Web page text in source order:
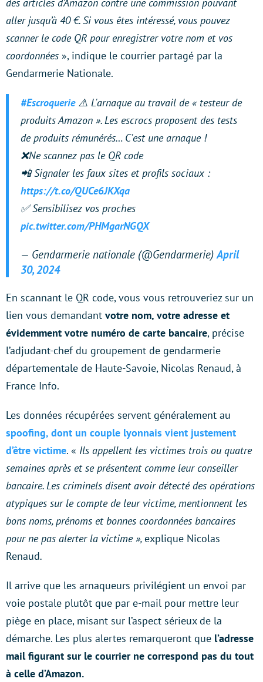
des articles d’Amazon contre une commission pouvant
aller jusqu’à 40 €. Si vous êtes intéressé, vous pouvez
scanner le code QR pour enregistrer votre nom et vos
coordonnées », indique le courrier partagé par la
Gendarmerie Nationale.
#Escroquerie⚠️ L'arnaque au travail de « testeur de
produits Amazon ». Les escrocs proposent des tests
de produits rémunérés… C'est une arnaque !
❌Ne scannez pas le QR code
📲 Signaler les faux sites et profils sociaux :
https://t.co/QUCe6JKXqa
✅ Sensibilisez vos proches
pic.twitter.com/PHMgarNGQX
— Gendarmerie nationale (@Gendarmerie)April
30, 2024
En scannant le QR code, vous vous retrouveriez sur un
lien vous demandant votre nom, votre adresse et
évidemment votre numéro de carte bancaire, précise
l’adjudant-chef du groupement de gendarmerie
départementale de Haute-Savoie, Nicolas Renaud, à
France Info.
Les données récupérées servent généralement au
spoofing, dont un couple lyonnais vient justement
d’être victime. « Ils appellent les victimes trois ou quatre
semaines après et se présentent comme leur conseiller
bancaire. Les criminels disent avoir détecté des opérations
atypiques sur le compte de leur victime, mentionnent les
bons noms, prénoms et bonnes coordonnées bancaires
pour ne pas alerter la victime »,explique Nicolas
Renaud.
Il arrive que les arnaqueurs privilégient un envoi par
voie postale plutôt que par e-mail pour mettre leur
piège en place, misant sur l’aspect sérieux de la
démarche. Les plus alertes remarqueront que l’adresse
mail figurant sur le courrier ne correspond pas du tout
à celle d’Amazon.